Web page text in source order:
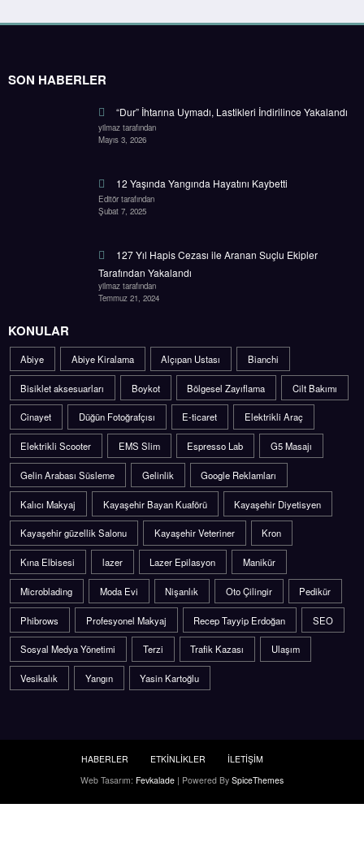
SON HABERLER
“Dur” İhtarına Uymadı, Lastikleri İndirilince Yakalandı
yilmaz tarafından
Mayıs 3, 2026
12 Yaşında Yangında Hayatını Kaybetti
Editör tarafından
Şubat 7, 2025
127 Yıl Hapis Cezası ile Aranan Suçlu Ekipler
Tarafından Yakalandı
yilmaz tarafından
Temmuz 21, 2024
KONULAR
Abiye Abiye Kiralama Alçıpan Ustası Bianchi
Bisiklet aksesuarları Boykot Bölgesel Zayıflama Cilt Bakımı
Cinayet Düğün Fotoğrafçısı E-ticaret Elektrikli Araç
Elektrikli Scooter EMS Slim Espresso Lab G5 Masajı
Gelin Arabası Süsleme Gelinlik Google Reklamları
Kalıcı Makyaj Kayaşehir Bayan Kuaförü Kayaşehir Diyetisyen
Kayaşehir güzellik Salonu Kayaşehir Veteriner Kron
Kına Elbisesi lazer Lazer Epilasyon Manikür
Microblading Moda Evi Nişanlık Oto Çilingir Pedikür
Phibrows Profesyonel Makyaj Recep Tayyip Erdoğan SEO
Sosyal Medya Yönetimi Terzi Trafik Kazası Ulaşım
Vesikalık Yangın Yasin Kartoğlu
HABERLER ETKİNLİKLER
İLETİŞİM
Web Tasarım: Fevkalade | Powered By SpiceThemes